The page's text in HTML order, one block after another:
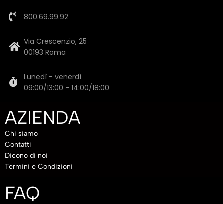
800.69.99.92
Via Crescenzio, 25
00193 Roma
Lunedì - venerdì
09:00/13:00 - 14:00/18:00
AZIENDA
Chi siamo
Contatti
Dicono di noi
Termini e Condizioni
FAQ